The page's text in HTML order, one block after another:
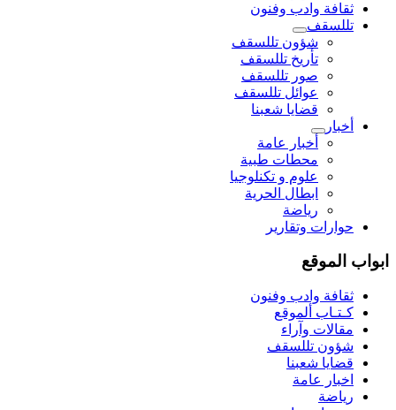
ثقافة وادب وفنون
تللسقف
شؤون تللسقف
تأريخ تللسقف
صور تللسقف
عوائل تللسقف
قضايا شعبنا
أخبار
أخبار عامة
محطات طبية
علوم و تکنلوجیا
ابطال الحرية
رياضة
حوارات وتقارير
ابواب الموقع
ثقافة وادب وفنون
كـتـاب ألموقع
مقالات وآراء
شؤون تللسقف
قضايا شعبنا
اخبار عامة
رياضة